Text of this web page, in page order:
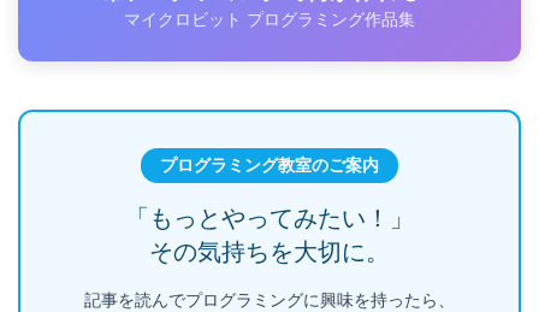
マイクロビット プログラミング作品集
プログラミング教室のご案内
「もっとやってみたい！」
その気持ちを大切に。
記事を読んでプログラミングに興味を持ったら、